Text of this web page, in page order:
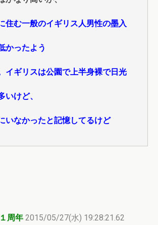
住む一般のイギリス人男性の墨入
かったよう
イギリスは公園で上半身裸で日光
いけど、
いなかったと記憶してるけど
周年 2015/05/27(水) 19:28:21.62